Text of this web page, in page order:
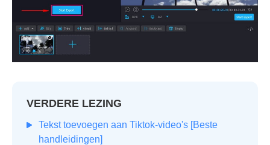
VERDERE LEZING
Tekst toevoegen aan Tiktok-video's [Beste
handleidingen]